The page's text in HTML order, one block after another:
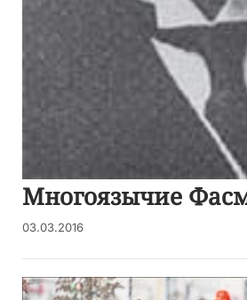
Многоязычие
03.03.2016